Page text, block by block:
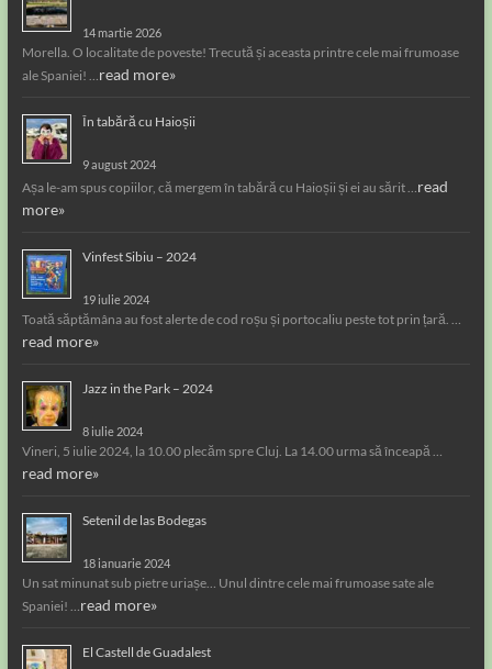
14 martie 2026
Morella. O localitate de poveste! Trecută și aceasta printre cele mai frumoase
ale Spaniei! …read more»
În tabără cu Haioșii
9 august 2024
Așa le-am spus copiilor, că mergem în tabără cu Haioșii și ei au sărit …read
more»
Vinfest Sibiu – 2024
19 iulie 2024
Toată săptămâna au fost alerte de cod roșu și portocaliu peste tot prin țară. …
read more»
Jazz in the Park – 2024
8 iulie 2024
Vineri, 5 iulie 2024, la 10.00 plecăm spre Cluj. La 14.00 urma să înceapă …
read more»
Setenil de las Bodegas
18 ianuarie 2024
Un sat minunat sub pietre uriașe… Unul dintre cele mai frumoase sate ale
Spaniei! …read more»
El Castell de Guadalest